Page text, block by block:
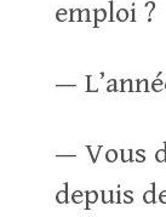
emploi ?
—
— Vous
depuis